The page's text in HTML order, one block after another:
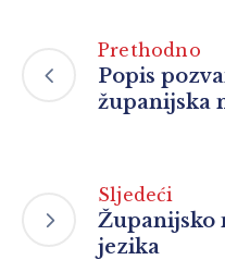
Prethodno
Popis
županijska
Sljedeći
Županijsko
jezika